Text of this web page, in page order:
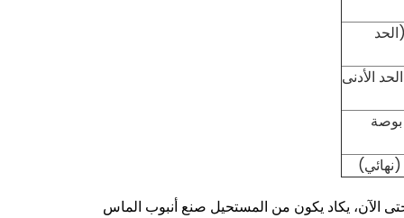
الأدنى
لكل بوصة
المواد بجانب الماس.حتى الآن، يكاد يكون من المستحيل صنع أنبوب الماس